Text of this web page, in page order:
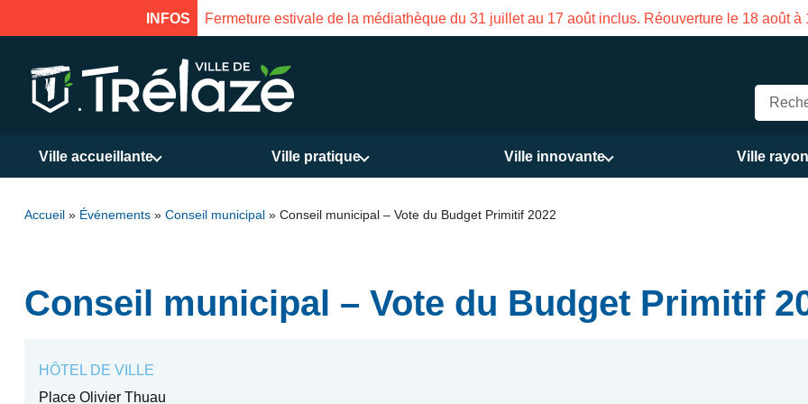
INFOS
Fermeture estivale de la médiathèque du 31 juillet au 17 août inclus. Réouverture le 18 août à 16h
Ville accueillante Ville pratique Ville innovante Ville
Accueil » Événements » Conseil municipal » Conseil municipal – Vote du Budget Primitif 2022
Conseil municipal – Vote du Budget Primitif
HÔTEL DE VILLE
Place Olivier Thuau